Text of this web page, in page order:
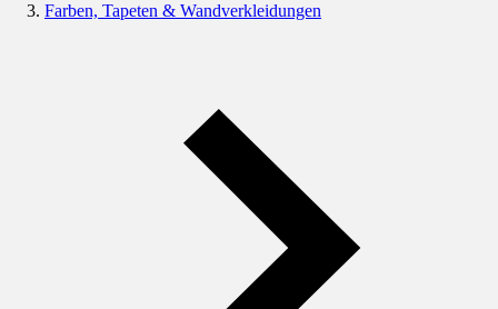
Farben, Tapeten & Wandverkleidungen